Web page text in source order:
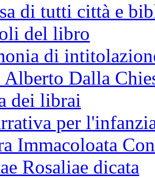
di tutti città e
del libro
di
Alberto Dalla
dei librai
per
Immacoloata
Rosaliae dicata